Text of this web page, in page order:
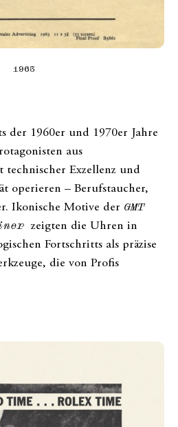
1963
der 1960er und 1970er Jahre
aus
Exzellenz und
operieren – Berufstaucher,
Ikonische Motive der GMT
zeigten die Uhren in
Fortschritts als präzise
die von Profis